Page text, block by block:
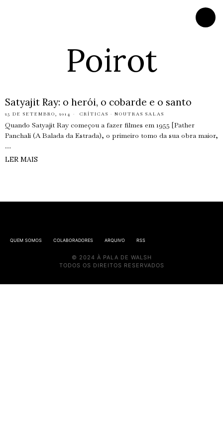
Poirot
Satyajit Ray: o herói, o cobarde e o santo
25 DE SETEMBRO, 2014 CRÍTICAS · NOUTRAS SALAS
Quando Satyajit Ray começou a fazer filmes em 1955 [Pather
Panchali (A Balada da Estrada), o primeiro tomo da sua obra maior,
…
LER MAIS
QUEM SOMOS COLABORADORES ARQUIVO RSS
© 2024 À PALA DE WALSH
TODOS OS DIREITOS RESERVADOS